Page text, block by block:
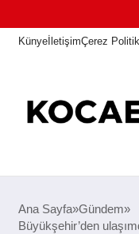
KünyeİletişimÇerez
ANASAYFA
Ana Sayfa Gündem
Büyükşehir’den